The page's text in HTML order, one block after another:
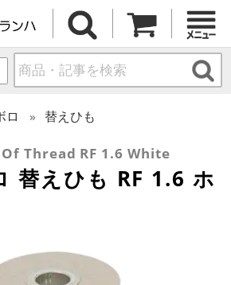
ロ 替えひも
Thread RF 1.6 White
替えひも RF 1.6 ホ